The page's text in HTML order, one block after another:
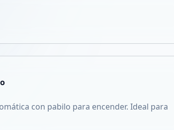
con pabilo para encender. Ideal para